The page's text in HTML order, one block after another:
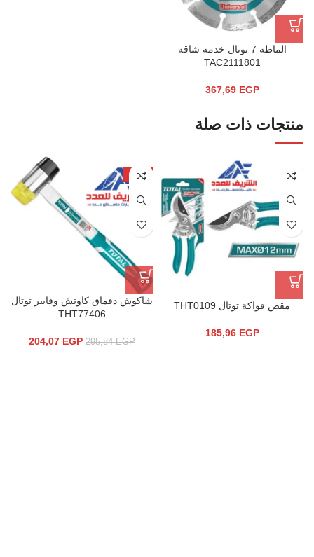
الماظة 7 توتال خدمة شاقة
TAC2111801
367,69 EGP
منتجات ذات صلة
مقص فواكة توتال THT0109
185,96 EGP
-31%
شاكوش دقماق كاوتش وفايبر توتال
THT77406
295,84EGP
204,07 EGP